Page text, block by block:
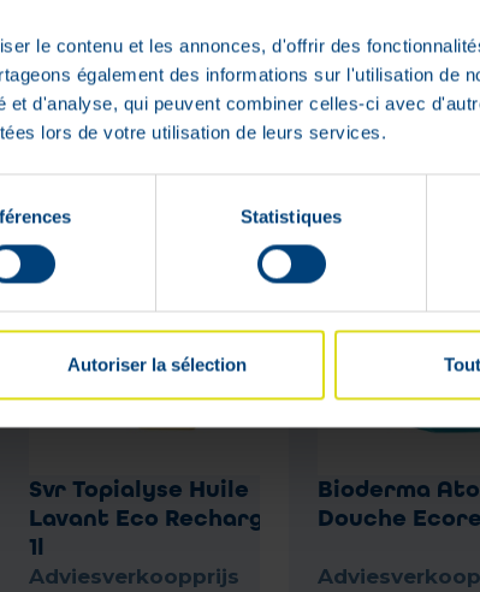
le contenu et les annonces, d'offrir des
également des informations sur l'utilisation de
et d'analyse, qui peuvent combiner celles-ci avec
lors de votre utilisation de leurs services.
Statistiques
Autoriser la sélection
PERMANENT
Svr Topialyse Huile
Lavant Eco Recharge Fl
1l
Adviesverkoopprijs
PERMANENT
Bioderma
Douche